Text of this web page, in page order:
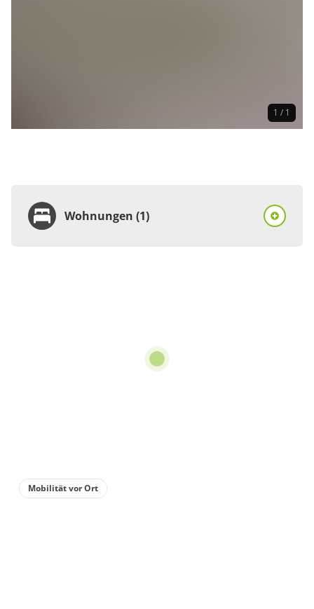
1 / 1
Wohnungen (1)
Nichtraucher
pro Einheit/Nacht
Mobilität vor Ort